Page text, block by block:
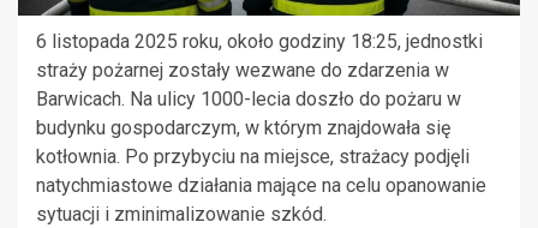
6 listopada 2025 roku, około godziny 18:25, jednostki
straży pożarnej zostały wezwane do zdarzenia w
Barwicach. Na ulicy 1000-lecia doszło do pożaru w
budynku gospodarczym, w którym znajdowała się
kotłownia. Po przybyciu na miejsce, strażacy podjęli
natychmiastowe działania mające na celu opanowanie
sytuacji i zminimalizowanie szkód.